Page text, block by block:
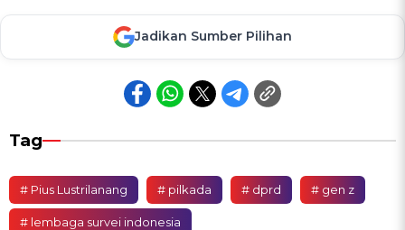
Jadikan Sumber Pilihan
Tag
# Pius Lustrilanang # pilkada # dprd # gen z
# lembaga survei indonesia